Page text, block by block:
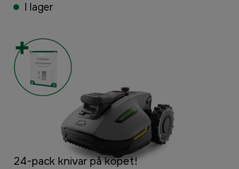
I lager
24-pack knivar på köpet!